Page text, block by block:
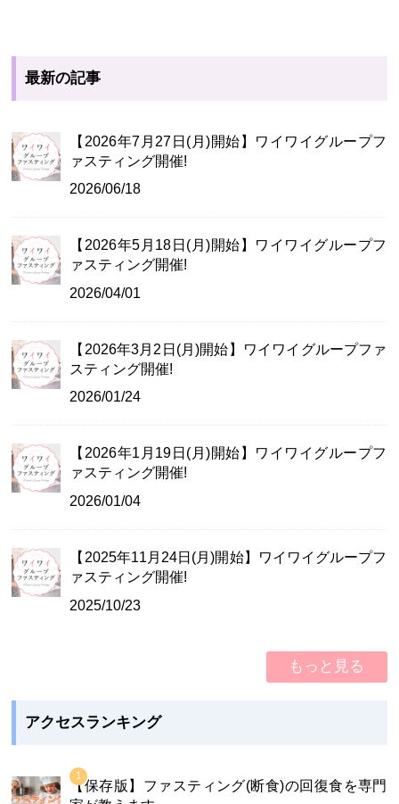
最新の記事
【2026年7月27日(月)開始】ワイワイグループフ
ァスティング開催!
2026/06/18
【2026年5月18日(月)開始】ワイワイグループフ
ァスティング開催!
2026/04/01
【2026年3月2日(月)開始】ワイワイグループファ
スティング開催!
2026/01/24
【2026年1月19日(月)開始】ワイワイグループフ
ァスティング開催!
2026/01/04
【2025年11月24日(月)開始】ワイワイグループフ
ァスティング開催!
2025/10/23
もっと見る
アクセスランキング
【保存版】ファスティング(断食)の回復食を専門